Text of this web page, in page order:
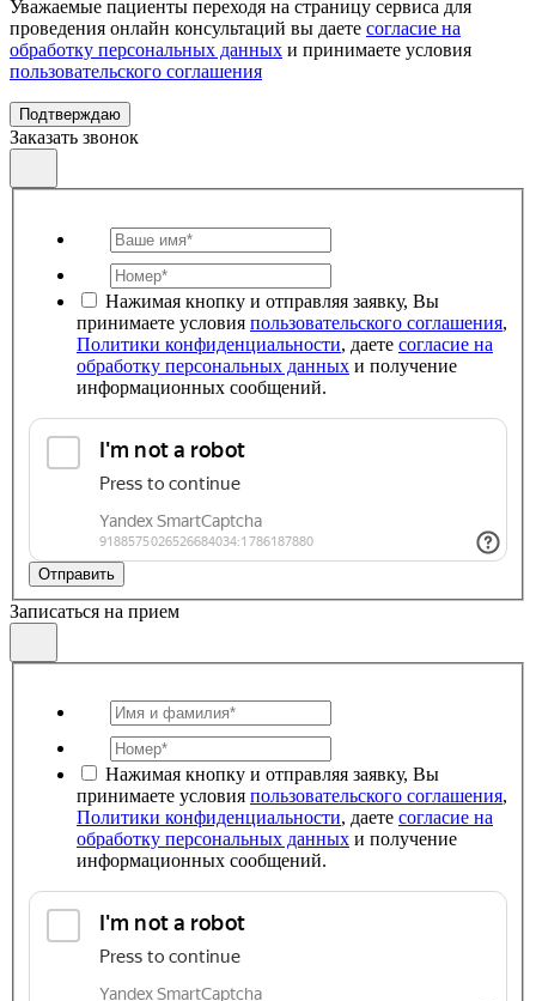
Уважаемые пациенты переходя на страницу сервиса для
проведения онлайн консультаций вы даете согласие на
обработку персональных данных и принимаете условия
пользовательского соглашения
Подтверждаю
Заказать звонок
Нажимая кнопку и отправляя заявку, Вы
принимаете условия пользовательского соглашения,
Политики конфиденциальности, даете согласие на
обработку персональных данных и получение
информационных сообщений.
Отправить
Записаться на прием
Нажимая кнопку и отправляя заявку, Вы
принимаете условия пользовательского соглашения,
Политики конфиденциальности, даете согласие на
обработку персональных данных и получение
информационных сообщений.